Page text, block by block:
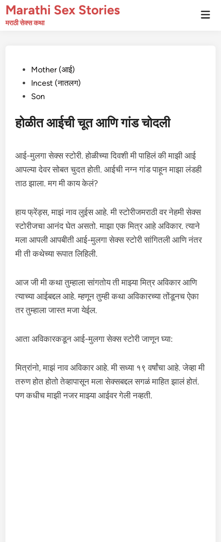
Skip
toMarathi Sex Stories
मराठी सेक्स कथा
PostedMother (आई)
Incest (नातलग)
Son
होळीत आईची चूत आणि गांड चोदली
आई-मुलगा सेक्स स्टोरी. होळीच्या दिवशी मी पाहिलं की माझी आई
आपल्या देवर सोबत चुदत होती. आईची नग्न गांड पाहून माझा लंडही
ताठ झाला. मग मी काय केलं?
हाय फ्रेंड्स, माझं नाव लुईस आहे. मी स्टोरीजमराठी वर नेहमी सेक्स
स्टोरीजचा आनंद घेत असतो. माझा एक मित्र आहे अविकार. त्याने
मला आपली आपबीती आई-मुलगा सेक्स स्टोरी सांगितली आणि नंतर
मी ती कथेच्या रूपात लिहिली.
आज जी मी कथा तुम्हाला सांगतोय ती माझ्या मित्र अविकार आणि
त्याच्या आईबद्दल आहे. म्हणून तुम्ही कथा अविकारच्या तोंडूनच ऐका
तर तुम्हाला जास्त मजा येईल.
आता अविकारकडून आई-मुलगा सेक्स स्टोरी जाणून घ्या:
मित्रांनो, माझं नाव अविकार आहे. मी सध्या १९ वर्षांचा आहे. जेव्हा मी
तरुण होत होतो तेव्हापासून मला सेक्सबद्दल सगळं माहित झालं होतं.
पण कधीच माझी नजर माझ्या आईवर गेली नव्हती.